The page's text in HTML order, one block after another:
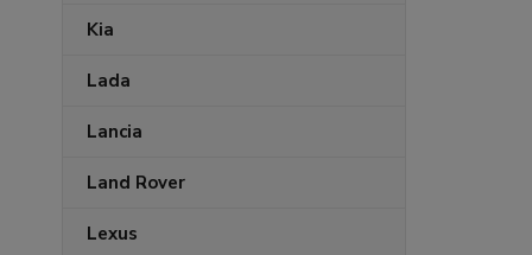
Kia
Lada
Lancia
Land Rover
Lexus